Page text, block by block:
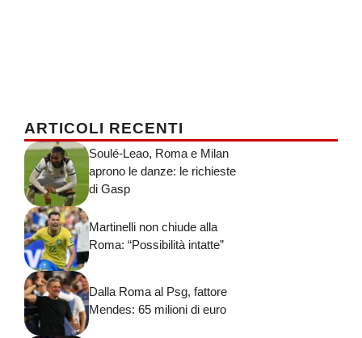
ARTICOLI RECENTI
Soulé-Leao, Roma e Milan
aprono le danze: le richieste
di Gasp
Martinelli non chiude alla
Roma: “Possibilità intatte”
Dalla Roma al Psg, fattore
Mendes: 65 milioni di euro